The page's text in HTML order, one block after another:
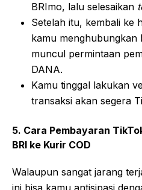
BRImo, lalu selesaikan
Setelah itu, kembali ke
kamu
muncul permintaan
DANA.
Kamu tinggal lakukan
transaksi akan segera
5. Cara Pembayaran
BRI ke Kurir COD
Walaupun sangat jarang